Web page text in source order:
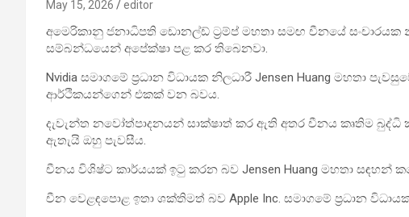
May 15, 2026 editor
අමෙරිකානු ජනාධිපති ඩොනල්ඩ් ට්‍රම්ප් මහතා සමඟ චීනයේ
සම්බන්ධයෙන් අපේක්ෂා පළ කර තිබෙනවා.
Nvidia සමාගමේ ප්‍රධාන විධායක නිලධාරී Jensen Huang මහතා
ආර්ථිකයන්ගෙන් එකක් වන බවය.
දැවැන්ත නවෝත්පාදනයන් සාක්ෂාත් කර ඇති අතර චීනය කෘතිම බුද්ධි
ඇතැයි ඔහු පැවසීය.
චීනය විශිෂ්ට කාර්යයක් ඉටු කරන බව Jensen Huang මහතා සඳහන්
චීන වෙළඳපොළ ඉතා ශක්තිමත් බව Apple Inc. සමාගමේ ප්‍රධාන